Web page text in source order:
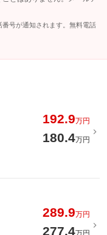
号が通知されます。無料電話
192.9万円
180.4万円
289.9万円
277.4万円